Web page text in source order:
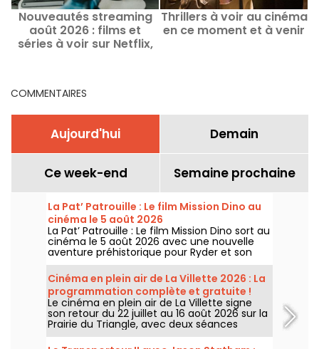
Nouveautés streaming
août 2026 : films et
séries à voir sur Netflix,
Thrillers à voir au cinéma
en ce moment et à venir
COMMENTAIRES
Aujourd'hui Demain
Ce week-end Semaine prochaine
La Pat’ Patrouille : Le film Mission Dino au
cinéma le 5 août 2026
La Pat’ Patrouille : Le film Mission Dino sort au
cinéma le 5 août 2026 avec une nouvelle
aventure préhistorique pour Ryder et son
équipe.
Cinéma en plein air de La Villette 2026 : La
programmation complète et gratuite !
Le cinéma en plein air de La Villette signe
son retour du 22 juillet au 16 août 2026 sur la
Prairie du Triangle, avec deux séances
gratuites par jour, à 18h et 21h. Pour cette
35e édition, le festival met à l’honneur le